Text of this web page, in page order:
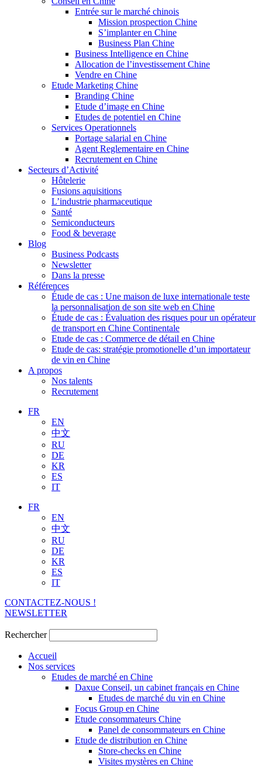
Entrée sur le marché chinois
Mission prospection Chine
S’implanter en Chine
Business Plan Chine
Business Intelligence en Chine
Allocation de l’investissement Chine
Vendre en Chine
Etude Marketing Chine
Branding Chine
Etude d’image en Chine
Etudes de potentiel en Chine
Services Operationnels
Portage salarial en Chine
Agent Reglementaire en Chine
Recrutement en Chine
Secteurs d’Activité
Hôtelerie
Fusions aquisitions
L’industrie pharmaceutique
Santé
Semiconducteurs
Food & beverage
Blog
Business Podcasts
Newsletter
Dans la presse
Références
Étude de cas : Une maison de luxe internationale teste
la personnalisation de son site web en Chine
Étude de cas : Évaluation des risques pour un opérateur
de transport en Chine Continentale
Etude de cas : Commerce de détail en Chine
Etude de cas: stratégie promotionelle d’un importateur
de vin en Chine
A propos
Nos talents
Recrutement
FR
EN
中文
RU
DE
KR
ES
IT
FR
EN
中文
RU
DE
KR
ES
IT
CONTACTEZ-NOUS !
NEWSLETTER
Rechercher
Accueil
Nos services
Etudes de marché en Chine
Daxue Conseil, un cabinet français en Chine
Etudes de marché du vin en Chine
Focus Group en Chine
Etude consommateurs Chine
Panel de consommateurs en Chine
Etude de distribution en Chine
Store-checks en Chine
Visites mystères en Chine